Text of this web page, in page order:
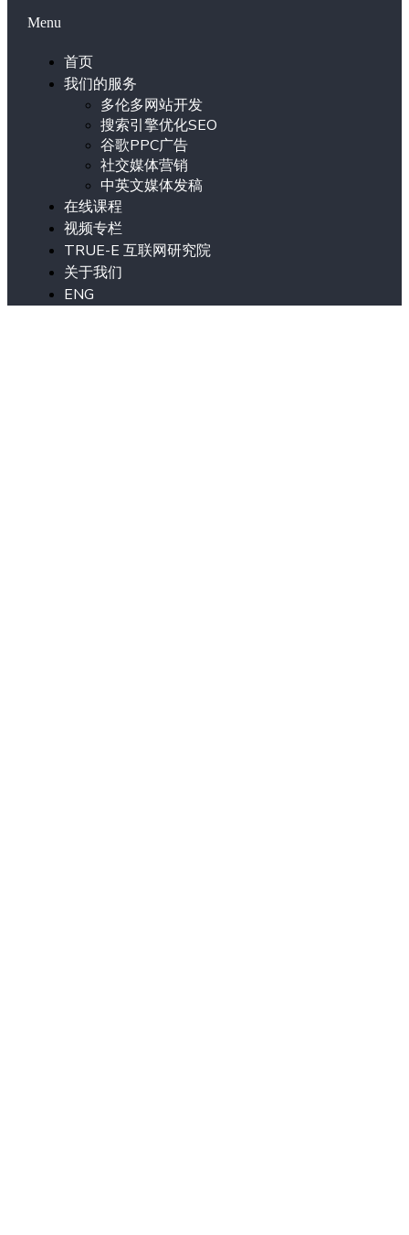
Menu
首页
我们的服务
多伦多网站开发
搜索引擎优化SEO
谷歌PPC广告
社交媒体营销
中英文媒体发稿
在线课程
视频专栏
TRUE-E 互联网研究院
关于我们
ENG